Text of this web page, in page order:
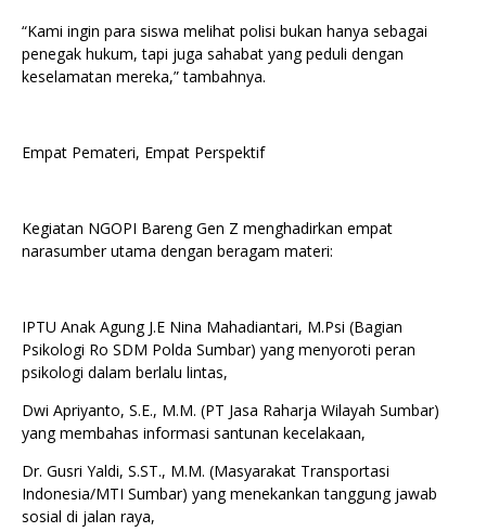
“Kami ingin para siswa melihat polisi bukan hanya sebagai
penegak hukum, tapi juga sahabat yang peduli dengan
keselamatan mereka,” tambahnya.
Empat Pemateri, Empat Perspektif
Kegiatan NGOPI Bareng Gen Z menghadirkan empat
narasumber utama dengan beragam materi:
IPTU Anak Agung J.E Nina Mahadiantari, M.Psi (Bagian
Psikologi Ro SDM Polda Sumbar) yang menyoroti peran
psikologi dalam berlalu lintas,
Dwi Apriyanto, S.E., M.M. (PT Jasa Raharja Wilayah Sumbar)
yang membahas informasi santunan kecelakaan,
Dr. Gusri Yaldi, S.ST., M.M. (Masyarakat Transportasi
Indonesia/MTI Sumbar) yang menekankan tanggung jawab
sosial di jalan raya,